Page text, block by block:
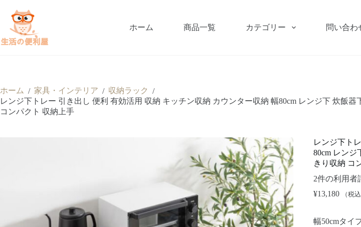
ホーム 商品一覧 カテゴリー 問い合わ
ホーム / 家具・インテリア / 収納ラック
/
レンジ下トレー 引き出し 便利 有効活用 収納 キッチン収納 カウンター収納 幅80cm レンジ下 炊飯
コンパクト 収納上手
レンジ下ト
80cm レンジ
きり収納 コ
2件の利用者
¥13,180 （税
幅50cmタイ